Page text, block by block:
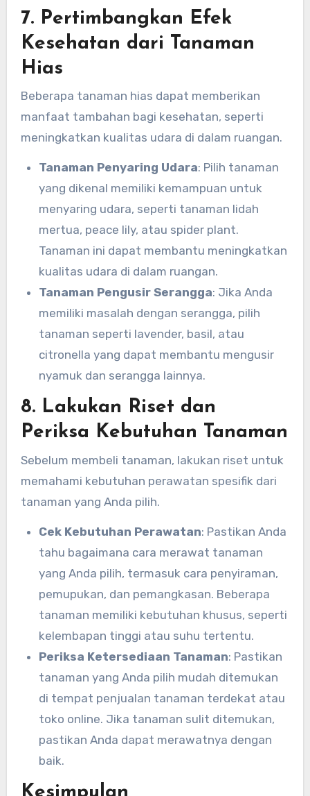
7. Pertimbangkan Efek
Kesehatan dari Tanaman
Hias
Beberapa tanaman hias dapat memberikan
manfaat tambahan bagi kesehatan, seperti
meningkatkan kualitas udara di dalam ruangan.
Tanaman Penyaring Udara: Pilih tanaman
yang dikenal memiliki kemampuan untuk
menyaring udara, seperti tanaman lidah
mertua, peace lily, atau spider plant.
Tanaman ini dapat membantu meningkatkan
kualitas udara di dalam ruangan.
Tanaman Pengusir Serangga: Jika Anda
memiliki masalah dengan serangga, pilih
tanaman seperti lavender, basil, atau
citronella yang dapat membantu mengusir
nyamuk dan serangga lainnya.
8. Lakukan Riset dan
Periksa Kebutuhan Tanaman
Sebelum membeli tanaman, lakukan riset untuk
memahami kebutuhan perawatan spesifik dari
tanaman yang Anda pilih.
Cek Kebutuhan Perawatan: Pastikan Anda
tahu bagaimana cara merawat tanaman
yang Anda pilih, termasuk cara penyiraman,
pemupukan, dan pemangkasan. Beberapa
tanaman memiliki kebutuhan khusus, seperti
kelembapan tinggi atau suhu tertentu.
Periksa Ketersediaan Tanaman: Pastikan
tanaman yang Anda pilih mudah ditemukan
di tempat penjualan tanaman terdekat atau
toko online. Jika tanaman sulit ditemukan,
pastikan Anda dapat merawatnya dengan
baik.